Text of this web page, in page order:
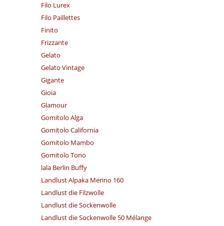
Filo Lurex
Filo Paillettes
Finito
Frizzante
Gelato
Gelato Vintage
Gigante
Gioia
Glamour
Gomitolo Alga
Gomitolo California
Gomitolo Mambo
Gomitolo Tono
lala Berlin Buffy
Landlust Alpaka Merino 160
Landlust die Filzwolle
Landlust die Sockenwolle
Landlust die Sockenwolle 50 Mélange